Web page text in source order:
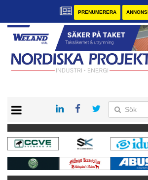
PRENUMERERA
KONTAKT
VÅRA ANDRA MAGASIN
PRENUMERERA
ANNONSERA